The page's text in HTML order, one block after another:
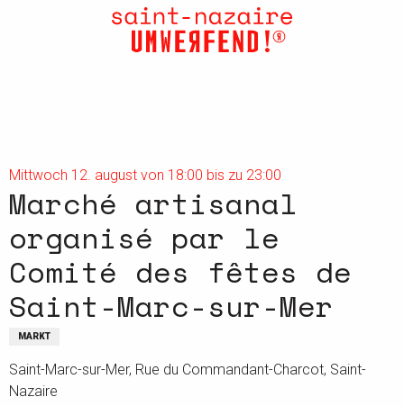
Mittwoch 12. august von 18:00 bis zu 23:00
Marché artisanal
organisé par le
Comité des fêtes de
Saint-Marc-sur-Mer
MARKT
Saint-Marc-sur-Mer, Rue du Commandant-Charcot, Saint-
Nazaire